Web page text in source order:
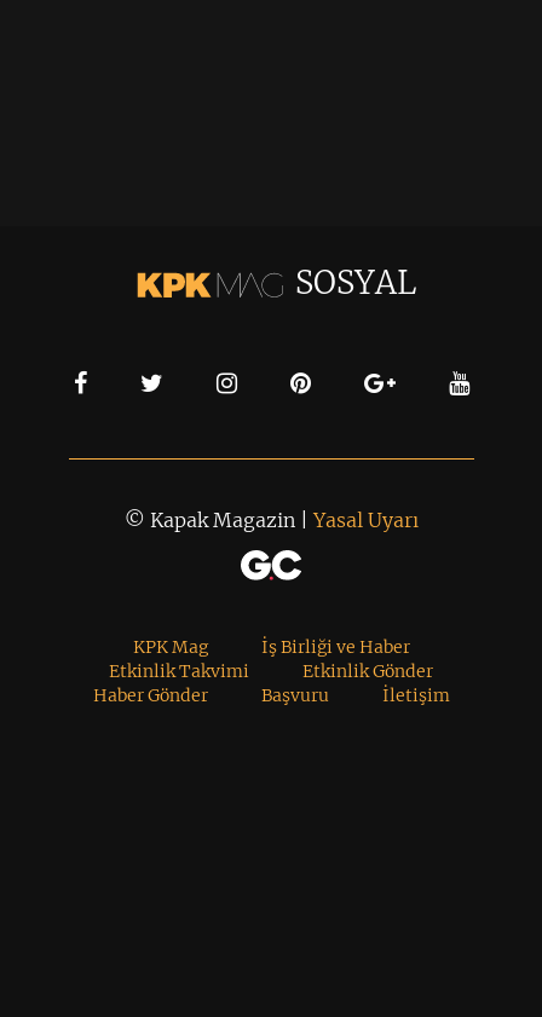
SOSYAL
© Kapak Magazin |Yasal Uyarı
KPK Mag
İş Birliği ve Haber
Etkinlik Takvimi
Etkinlik Gönder
Haber Gönder
Başvuru İletişim